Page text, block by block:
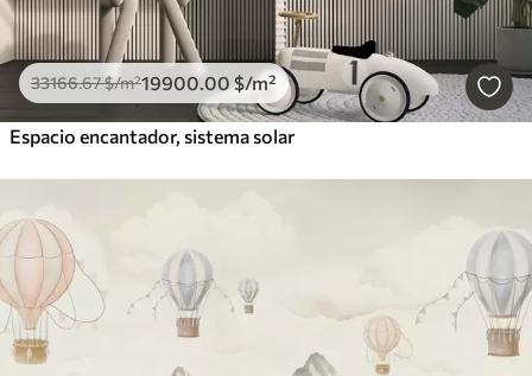
33166.67$/m²19900.00 $/m²
Espacio encantador, sistema solar